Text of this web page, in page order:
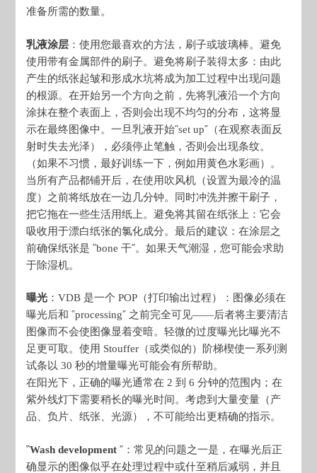
准备所需的数量。
乳液涂层 ：使用您最喜欢的方法，刷子或玻璃棒。避免
使用带有金属部件的刷子。避免将刷子装得太多：由此
产生的纸张起皱和形成水坑将成为加工过程中出现问题
的根源。在开始另一个方向之前，先将乳液沿一个方向
涂抹在整个表面上，否则会出现不均匀的分布，这将显
示在最终图像中。一旦乳液开始῝set up῎（在观察表面反
射时失去光泽），必须停止笔触，否则会出现条纹。
（如果不习惯，最好训练一下，例如用黄色水彩画）。
当所有产品都铺开后，在使用吹风机（设置为最冷的温
度）之前将纸放在一边几分钟。同时冲洗并擦干刷子，
把它拖在一些生活用纸上。避免将其留在纸张上：它会
吸收用于漂白纸张的氯化成分。最后的建议：在涂层之
前确保纸张是 ῝bone 干῎。如果天气潮湿，您可能会求助
于除湿机。
曝光 ：VDB 是一个 POP（打印输出过程）：图像必须在
曝光后和 ῝processing῎ 之前完全可见——后者将主要清洁
图像而不会使图像显着变暗。轻微的过度曝光比曝光不
足更可取。使用 Stouffer（或类似的）阶梯楔使一系列测
试条以 30 秒的增量曝光可能会有所帮助。
在阳光下，正确的曝光通常在 2 到 6 分钟的范围内；在
紫外线灯下需要稍长的曝光时间。考虑到大量变量（产
品、负片、纸张、光源），不可能给出更精确的指示。
῝Wash development ῎：常见的问题之一是，在曝光后正
确显示的图像似乎在处理过程中或什至稍后减弱，并且